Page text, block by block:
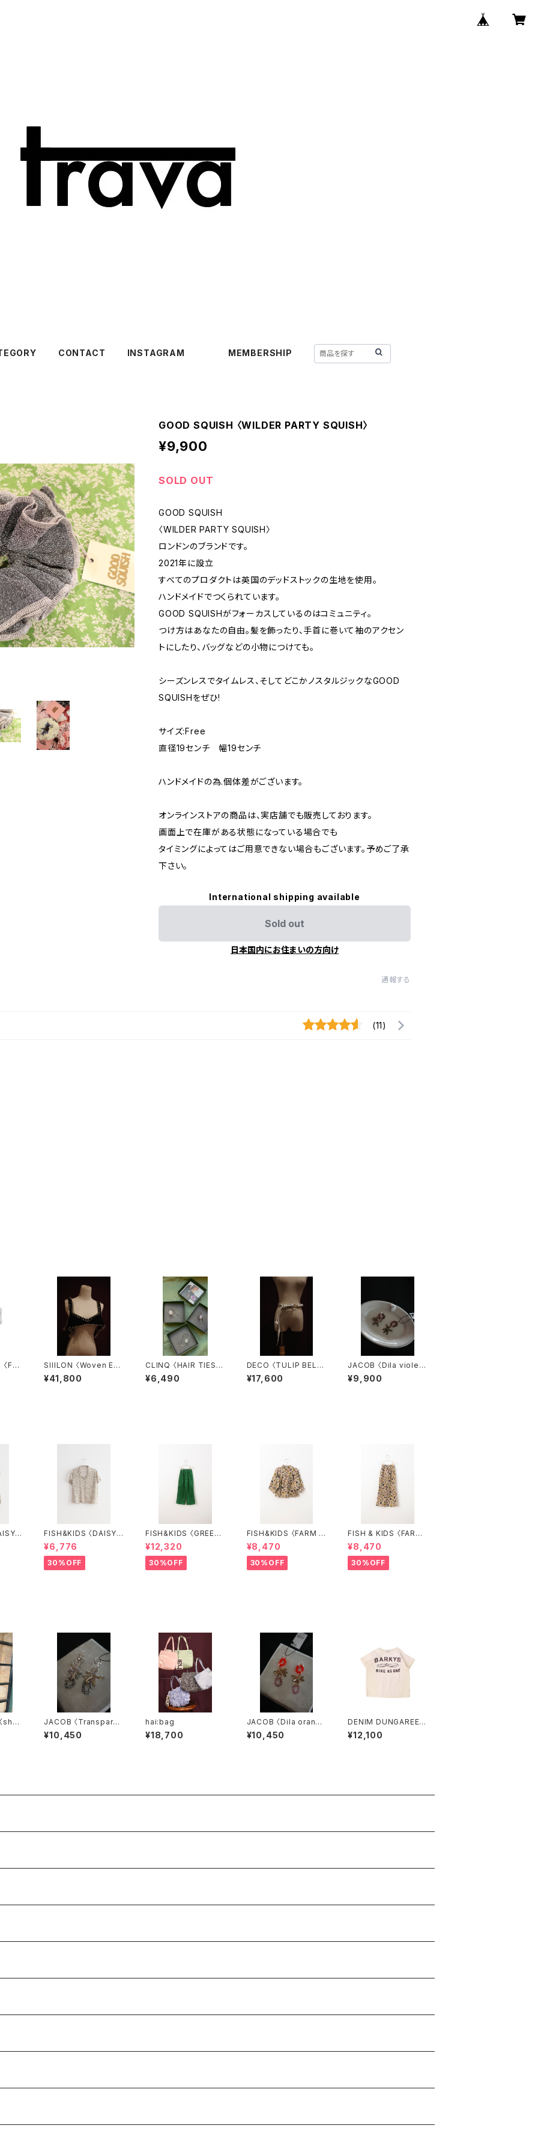
CONTACT INSTAGRAM MEMBERSHIP
GOOD SQUISH 〈WILDER PARTY SQUISH〉
¥9,900
SOLD OUT
GOOD SQUISH
〈WILDER PARTY SQUISH〉
ロンドンのブランドです。
2021年に設立
すべてのプロダクトは英国のデッドストックの生地を使用。
ハンドメイドでつくられています。
GOOD SQUISHがフォーカスしているのはコミュニティ。
つけ方はあなたの自由。髪を飾ったり、手首に巻いて袖のアクセン
トにしたり、バッグなどの小物につけても。
シーズンレスでタイムレス、そしてどこかノスタルジックなGOOD
SQUISHをぜひ!
サイズ:Free
直径19センチ 幅19センチ
ハンドメイドの為.個体差がございます。
オンラインストアの商品は、実店舗でも販売しております。
画面上で在庫がある状態になっている場合でも
タイミングによってはご用意できない場合もございます。予めご了承
下さい。
International shipping available
Sold out
日本国内にお住まいの方向け
通報する
(11)
SIIILON 〈Woven Ed
ge bustier〉
¥41,800
CLINQ 〈HAIR TIES
MAINTENANCE〉
¥6,490
DECO 〈TULIP BELT〉
WHITE
¥17,600
JACOB 〈Dila violet〉
5.5
¥9,900
F
FISH&KIDS 〈DAISY F
LOWER SHIRT〉
¥6,776
30%OFF
FISH&KIDS 〈GREEN
COURDORY〉
¥12,320
30%OFF
FISH&KIDS 〈FARM B
LOUSE〉
¥8,470
30%OFF
FISH & KIDS 〈FARM
PANTS〉
¥8,470
30%OFF
she
JACOB 〈Transparen
t〉7
¥10,450
hai:bag
¥18,700
JACOB 〈Dila orang
e〉7
¥10,450
DENIM DUNGAREE
〈vintage cotton jers
ey BARKYS Tee〉off
¥12,100